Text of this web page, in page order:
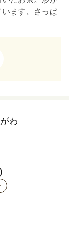
ます。さっぱ
わ